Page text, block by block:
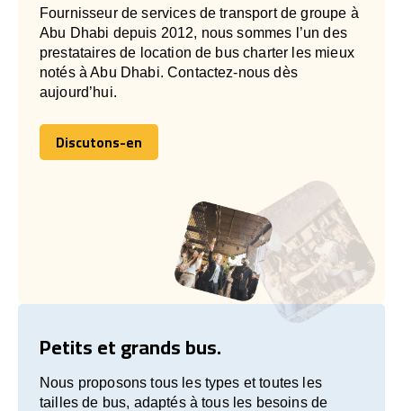
Fournisseur de services de transport de groupe à
Abu Dhabi depuis 2012, nous sommes l’un des
prestataires de location de bus charter les mieux
notés à Abu Dhabi. Contactez-nous dès
aujourd’hui.
Discutons-en
Discutons-en
Petits et grands bus.
Nous proposons tous les types et toutes les
tailles de bus, adaptés à tous les besoins de